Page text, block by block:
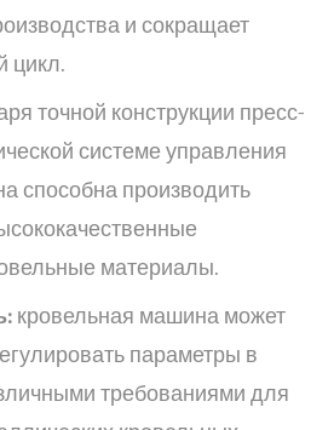
и сокращает
цикл.
точной конструкции пресс-
системе управления
способна производить
материалы.
кровельная машина может
параметры в
требованиями для